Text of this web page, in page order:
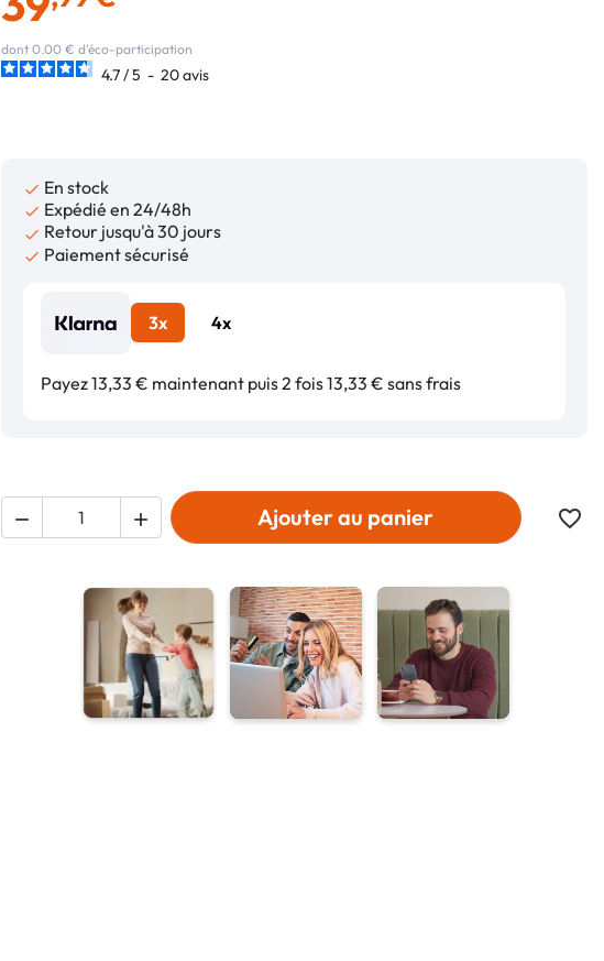
dont 0.00 € d'éco-participation
4.7/5 - 20avis
 En stock
 Expédié en 24/48h
 Retour jusqu'à 30 jours
 Paiement sécurisé
3x 4x
Payez 13,33 € maintenant puis 2 fois 13,33 € sans frais
  Ajouter au panier favorite_border